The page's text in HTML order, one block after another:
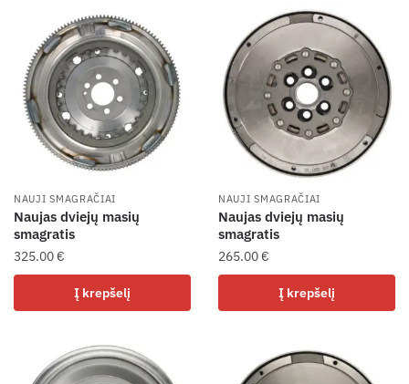
NAUJI SMAGRAČIAI
Naujas dviejų masių
smagratis
325.00€
Į krepšelį
NAUJI SMAGRAČIAI
Naujas dviejų masių
smagratis
265.00€
Į krepšelį